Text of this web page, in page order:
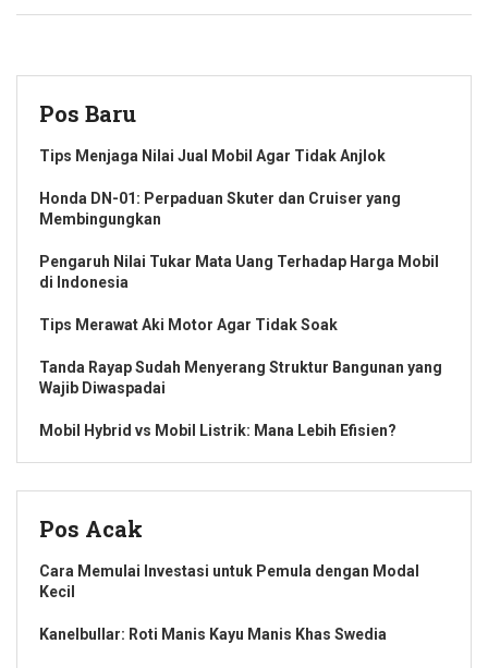
Pos Baru
Tips Menjaga Nilai Jual Mobil Agar Tidak Anjlok
Honda DN-01: Perpaduan Skuter dan Cruiser yang
Membingungkan
Pengaruh Nilai Tukar Mata Uang Terhadap Harga Mobil
di Indonesia
Tips Merawat Aki Motor Agar Tidak Soak
Tanda Rayap Sudah Menyerang Struktur Bangunan yang
Wajib Diwaspadai
Mobil Hybrid vs Mobil Listrik: Mana Lebih Efisien?
Pos Acak
Cara Memulai Investasi untuk Pemula dengan Modal
Kecil
Kanelbullar: Roti Manis Kayu Manis Khas Swedia